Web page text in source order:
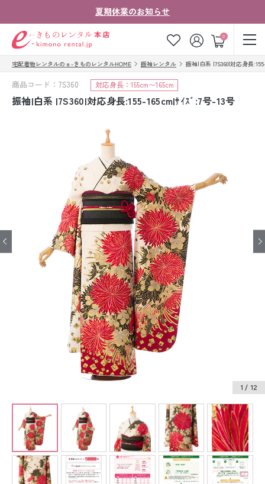
夏期休業のお知らせ
0
ゲスト
お気に入り ログイン カート
ご注文の流れ
法人・グループの
お客様はこちら
着物の種類から探す
七五三レンタル
卒業式袴レンタル
訪問着・付下げレンタル
ジュニア着物レンタル
ジュニア洋装レンタル
ベビー洋装レンタル
宅配着物レンタルのｅ-きものレンタルHOME 振袖レンタル 振袖|白系 |7S360|対応身長
商品コード：7S360 対応身長：155cm〜165cm
振袖|白系 |7S360|対応身長:155-165cm|ｻｲｽﾞ:7号-13号
1 / 12